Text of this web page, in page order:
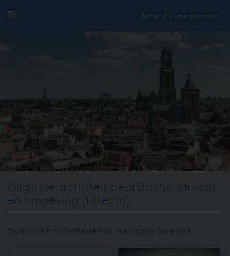
Beter Evenementen
Originele activiteit bedrijfsuitje Utrecht
en omgeving (Utrecht)
Overzicht activiteiten in de regio Utrecht